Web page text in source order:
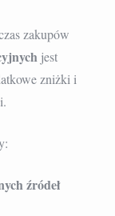
zakupów
jest
zniżki i
źródeł